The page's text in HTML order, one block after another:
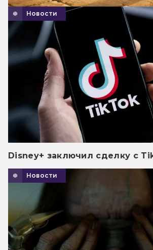
Новости
Disney+ заключил сделку с
Новости